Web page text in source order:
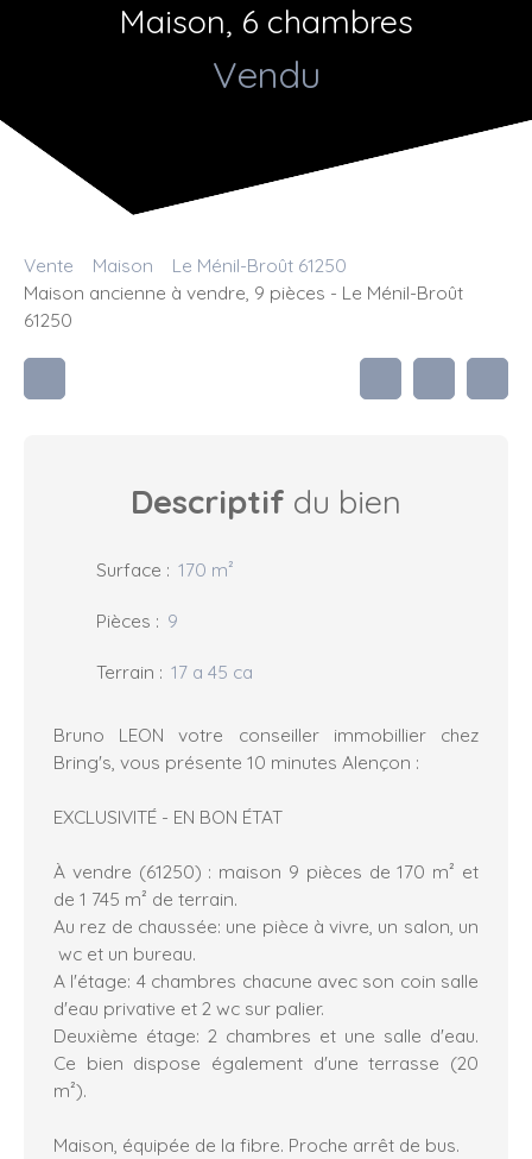
Maison, 6 chambres
Vendu
Vente Maison
Le Ménil-Broût 61250
Maison ancienne à vendre, 9 pièces - Le Ménil-Broût
61250
Descriptif du bien
Surface : 170 m²
Pièces : 9
Terrain : 17 a 45 ca
Bruno LEON votre conseiller immobillier chez
Bring's, vous présente 10 minutes Alençon :
EXCLUSIVITÉ - EN BON ÉTAT
À vendre (61250) : maison 9 pièces de 170 m² et
de 1 745 m² de terrain.
Au rez de chaussée: une pièce à vivre, un salon, un
wc et un bureau.
A l'étage: 4 chambres chacune avec son coin salle
d'eau privative et 2 wc sur palier.
Deuxième étage: 2 chambres et une salle d'eau.
Ce bien dispose également d'une terrasse (20
m²).
Maison, équipée de la fibre. Proche arrêt de bus.